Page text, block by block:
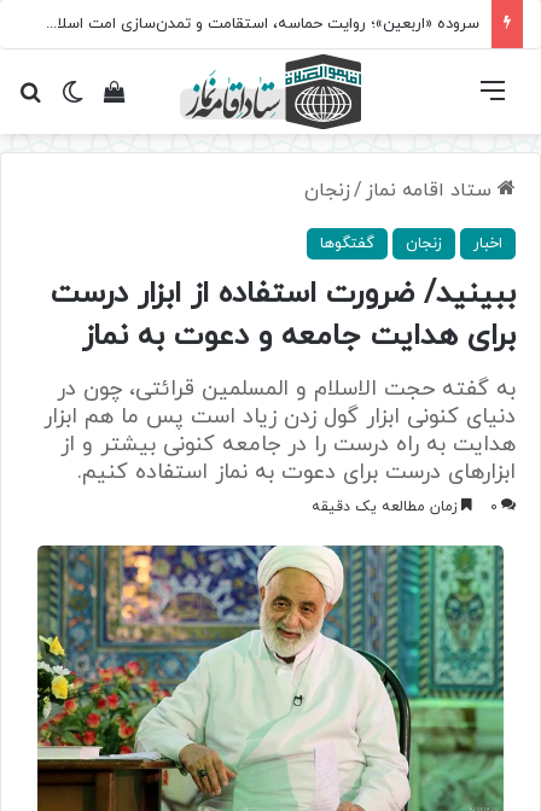
سروده‌ «اربعین»؛ روایت حماسه، استقامت و تمدن‌سازی امت اسلامی
تغییرمشاهده فهرست
ستاد اقامه نماز /زنجان
اخبار زنجان گفتگوها
ببینید/ ضرورت استفاده از ابزار درست
برای هدایت جامعه و دعوت به نماز
به گفته حجت الاسلام و المسلمین قرائتی، چون در
دنیای کنونی ابزار گول زدن زیاد است پس ما هم ابزار
هدایت به راه درست را در جامعه کنونی بیشتر و از
ابزارهای درست برای دعوت به نماز استفاده کنیم.
0 زمان مطالعه یک دقیقه